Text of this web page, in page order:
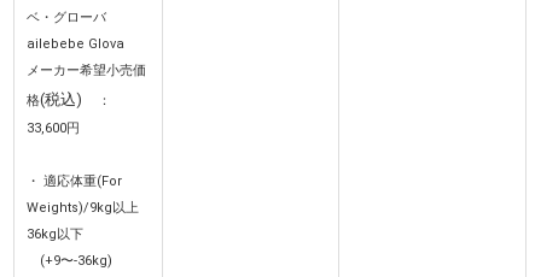
ベ・グローバ
ailebebe Glova
メーカー希望小売価
格(税込)
：
33,600円
・ 適応体重(For
Weights)/9kg以上
36kg以下
(+9〜-36kg)